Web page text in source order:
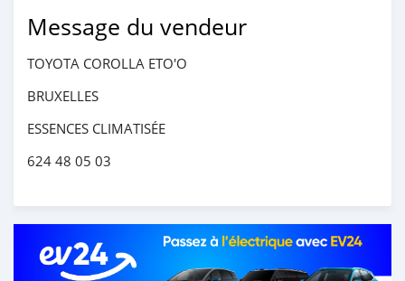
Message du vendeur
TOYOTA COROLLA ETO'O
BRUXELLES
ESSENCES CLIMATISÉE
624 48 05 03